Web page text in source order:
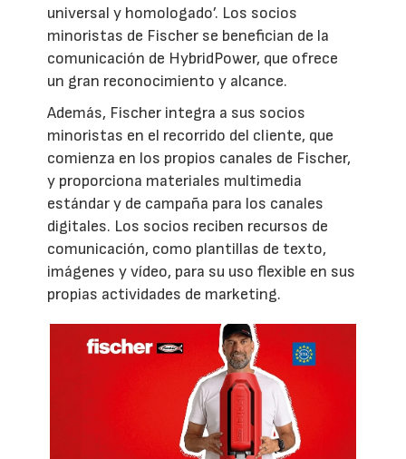
universal y homologado’. Los socios
minoristas de Fischer se benefician de la
comunicación de HybridPower, que ofrece
un gran reconocimiento y alcance.
Además, Fischer integra a sus socios
minoristas en el recorrido del cliente, que
comienza en los propios canales de Fischer,
y proporciona materiales multimedia
estándar y de campaña para los canales
digitales. Los socios reciben recursos de
comunicación, como plantillas de texto,
imágenes y vídeo, para su uso flexible en sus
propias actividades de marketing.